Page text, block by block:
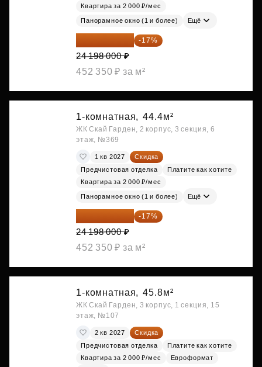
Квартира за 2 000 ₽/мес
Панорамное окно (1 и более) Ещё
20 084 340 ₽ -17%
24 198 000 ₽
452 350 ₽ за м²
1-комнатная, 44.4м²
ЖК Скай Гарден, 2 корпус, 3 секция, 6
этаж, №369
1 кв 2027
Скидка
Предчистовая отделка
Платите как хотите
Квартира за 2 000 ₽/мес
Панорамное окно (1 и более) Ещё
20 084 340 ₽ -17%
24 198 000 ₽
452 350 ₽ за м²
1-комнатная, 45.8м²
ЖК Скай Гарден, 3 корпус, 1 секция, 15
этаж, №107
2 кв 2027
Скидка
Предчистовая отделка
Платите как хотите
Квартира за 2 000 ₽/мес
Евроформат